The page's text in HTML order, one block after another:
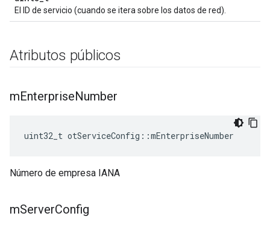
El ID de servicio (cuando se itera sobre los datos de red).
Atributos públicos
mEnterpriseNumber
uint32_t otServiceConfig ::mEnterpriseNumber
Número de empresa IANA
mServerConfig